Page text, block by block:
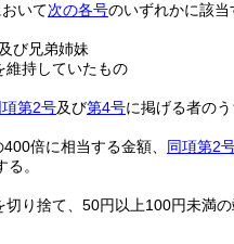
いて次の各号のいずれかに該当
び兄弟姉妹
維持していたもの
項第2号及び第4号に掲げる者の
倍に相当する金額、 同項第2
。
り捨て、50円以上100円未満